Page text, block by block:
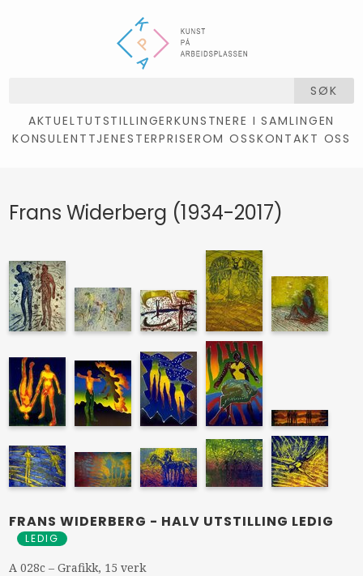
SØK
AKTUELTUTSTILLINGERKUNSTNERE I SAMLINGEN
KONSULENTTJENESTERPRISEROM OSSKONTAKT OSS
Frans Widerberg (1934-2017)
FRANS WIDERBERG - HALV UTSTILLING LEDIG
LEDIG
A 028c – Grafikk, 15 verk